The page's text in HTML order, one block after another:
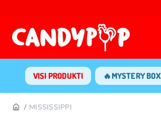
VISI PRODUKTI 🔥MYSTERY BOX
MISSISSIPPI